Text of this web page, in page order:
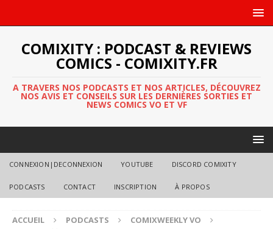
COMIXITY : PODCAST & REVIEWS
COMICS - COMIXITY.FR
A TRAVERS NOS PODCASTS ET NOS ARTICLES, DÉCOUVREZ
NOS AVIS ET CONSEILS SUR LES DERNIÈRES SORTIES ET
NEWS COMICS VO ET VF
CONNEXION|DECONNEXION YOUTUBE DISCORD COMIXITY
PODCASTS CONTACT INSCRIPTION À PROPOS
ACCUEIL PODCASTS
COMIXWEEKLY VO